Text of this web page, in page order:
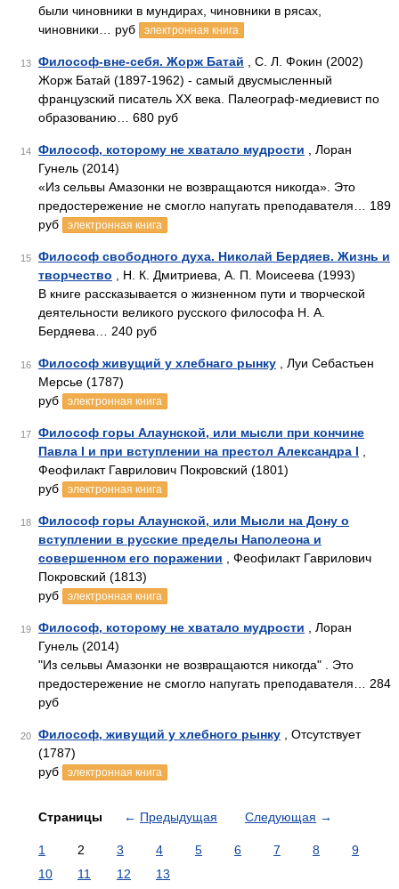
были чиновники в мундирах, чиновники в рясах,
чиновники… руб
электронная книга
13 Философ-вне-себя. Жорж Батай , С. Л. Фокин (2002)
Жорж Батай (1897-1962) - самый двусмысленный
французский писатель XX века. Палеограф-медиевист по
образованию… 680 руб
14 Философ, которому не хватало мудрости , Лоран
Гунель (2014)
«Из сельвы Амазонки не возвращаются никогда». Это
предостережение не смогло напугать преподавателя… 189
руб
электронная книга
15
Философ свободного духа. Николай Бердяев. Жизнь и
творчество , Н. К. Дмитриева, А. П. Моисеева (1993)
В книге рассказывается о жизненном пути и творческой
деятельности великого русского философа Н. А.
Бердяева… 240 руб
16 Философ живущий у хлебнаго рынку , Луи Себастьен
Мерсье (1787)
руб
электронная книга
17
Философ горы Алаунской, или мысли при кончине
Павла I и при вступлении на престол Александра I
Феофилакт Гаврилович Покровский (1801)
руб
электронная книга
18
Философ горы Алаунской, или Мысли на Дону о
вступлении в русские пределы Наполеона и
совершенном его поражении , Феофилакт Гаврилович
Покровский (1813)
руб
электронная книга
19 Философ, которому не хватало мудрости , Лоран
Гунель (2014)
"Из сельвы Амазонки не возвращаются никогда" . Это
предостережение не смогло напугать преподавателя… 284
руб
20 Философ, живущий у хлебного рынку , Отсутствует
(1787)
руб
электронная книга
Страницы ← Предыдущая Следующая →
1 2 3 4 5 6 7 8
9
10
11 12 13